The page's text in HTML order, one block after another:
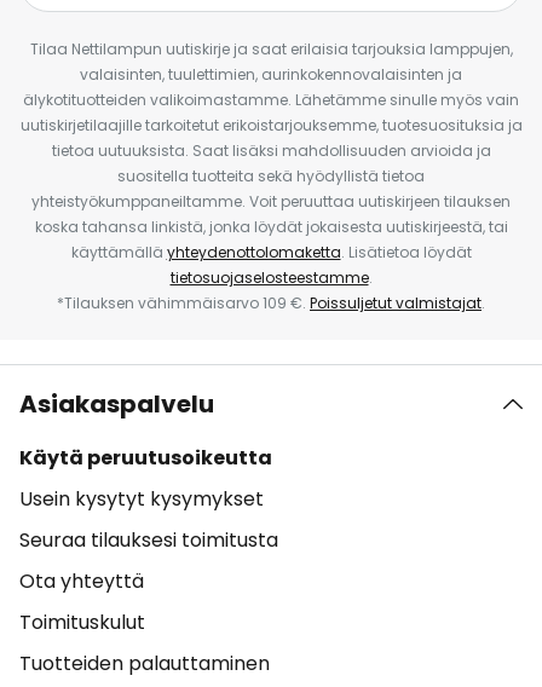
Tilaa Nettilampun uutiskirje ja saat erilaisia tarjouksia lamppujen,
valaisinten, tuulettimien, aurinkokennovalaisinten ja
älykotituotteiden valikoimastamme. Lähetämme sinulle myös vain
uutiskirjetilaajille tarkoitetut erikoistarjouksemme, tuotesuosituksia ja
tietoa uutuuksista. Saat lisäksi mahdollisuuden arvioida ja
suositella tuotteita sekä hyödyllistä tietoa
yhteistyökumppaneiltamme. Voit peruuttaa uutiskirjeen tilauksen
koska tahansa linkistä, jonka löydät jokaisesta uutiskirjeestä, tai
käyttämällä yhteydenottolomaketta. Lisätietoa löydät
tietosuojaselosteestamme.
*Tilauksen vähimmäisarvo 109 €. Poissuljetut valmistajat.
Asiakaspalvelu
Käytä peruutusoikeutta
Usein kysytyt kysymykset
Seuraa tilauksesi toimitusta
Ota yhteyttä
Toimituskulut
Tuotteiden palauttaminen